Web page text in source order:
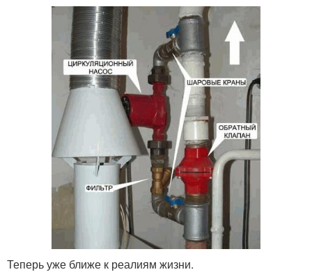
Теперь уже ближе к реалиям жизни.